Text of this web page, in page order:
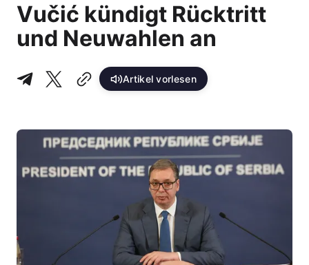
Vučić kündigt Rücktritt
und Neuwahlen an
Artikel vorlesen